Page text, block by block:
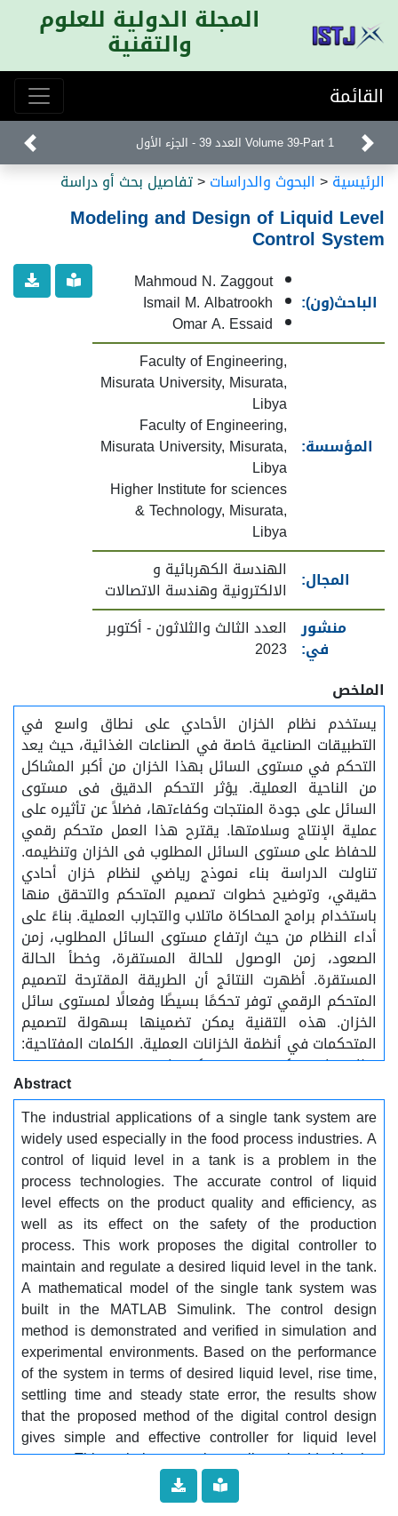
المجلة الدولية للعلوم
والتقنية
القائمة
Volume 39-Part 1 العدد 39 - الجزء الأول
الرئيسية< البحوث والدراسات<تفاصيل بحث أو دراسة
Modeling and Design of Liquid Level
Control System
الباحث(ون):
Mahmoud N. Zaggout
Ismail M. Albatrookh
Omar A. Essaid
المؤسسة:
Faculty of Engineering,
Misurata University, Misurata,
Libya
Faculty of Engineering,
Misurata University, Misurata,
Libya
Higher Institute for sciences
& Technology, Misurata,
Libya
المجال:
الهندسة الكهربائية و
الالكترونية وهندسة الاتصالات
منشور
في:
العدد الثالث والثلاثون - أكتوبر
2023
الملخص
يستخدم نظام الخزان الأحادي على نطاق واسع في
التطبيقات الصناعية خاصة في الصناعات الغذائية، حيث يعد
التحكم في مستوى السائل بهذا الخزان من أكبر المشاكل
من الناحية العملية. يؤثر التحكم الدقيق فى مستوى
السائل على جودة المنتجات وكفاءتها، فضلاً عن تأثيره على
عملية الإنتاج وسلامتها. يقترح هذا العمل متحكم رقمي
للحفاظ على مستوى السائل المطلوب فى الخزان وتنظيمه.
تناولت الدراسة بناء نموذج رياضي لنظام خزان أحادي
حقيقي، وتوضيح خطوات تصميم المتحكم والتحقق منها
باستخدام برامج المحاكاة ماتلاب والتجارب العملية. بناءً على
أداء النظام من حيث ارتفاع مستوى السائل المطلوب، زمن
الصعود، زمن الوصول للحالة المستقرة، وخطأ الحالة
المستقرة. أظهرت النتائج أن الطريقة المقترحة لتصميم
المتحكم الرقمي توفر تحكمًا بسيطًا وفعالًا لمستوى سائل
الخزان. هذه التقنية يمكن تضمينها بسهولة لتصميم
المتحكمات في أنظمة الخزانات العملية. الكلمات المفتاحية:
نظام خزان، تحكم رقمي، متحكم تناسبي
Abstract
The industrial applications of a single tank system are
widely used especially in the food process industries. A
control of liquid level in a tank is a problem in the
process technologies. The accurate control of liquid
level effects on the product quality and efficiency, as
well as its effect on the safety of the production
process. This work proposes the digital controller to
maintain and regulate a desired liquid level in the tank.
A mathematical model of the single tank system was
built in the MATLAB Simulink. The control design
method is demonstrated and verified in simulation and
experimental environments. Based on the performance
of the system in terms of desired liquid level, rise time,
settling time and steady state error, the results show
that the proposed method of the digital control design
gives simple and effective controller for liquid level
system. This technique can be easily embedded in the
real tank system. Keywords: Tank system, Digital
control, and P-controller